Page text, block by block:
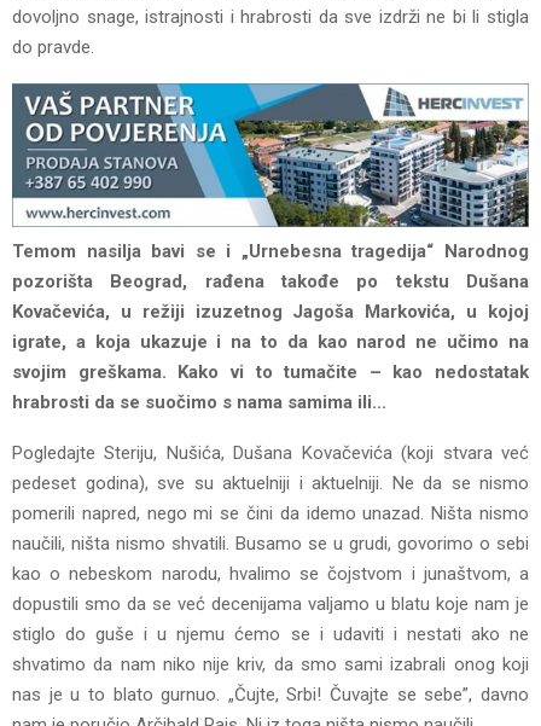
dovoljno snage, istrajnosti i hrabrosti da sve izdrži ne bi li stigla
do pravde.
Temom nasilja bavi se i „Urnebesna tragedija“ Narodnog
pozorišta Beograd, rađena takođe po tekstu Dušana
Kovačevića, u režiji izuzetnog Jagoša Markovića, u kojoj
igrate, a koja ukazuje i na to da kao narod ne učimo na
svojim greškama. Kako vi to tumačite – kao nedostatak
hrabrosti da se suočimo s nama samima ili…
Pogledajte Steriju, Nušića, Dušana Kovačevića (koji stvara već
pedeset godina), sve su aktuelniji i aktuelniji. Ne da se nismo
pomerili napred, nego mi se čini da idemo unazad. Ništa nismo
naučili, ništa nismo shvatili. Busamo se u grudi, govorimo o sebi
kao o nebeskom narodu, hvalimo se čojstvom i junaštvom, a
dopustili smo da se već decenijama valjamo u blatu koje nam je
stiglo do guše i u njemu ćemo se i udaviti i nestati ako ne
shvatimo da nam niko nije kriv, da smo sami izabrali onog koji
nas je u to blato gurnuo. „Čujte, Srbi! Čuvajte se sebe”, davno